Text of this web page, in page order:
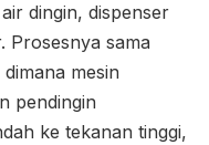
dingin, dispenser
Prosesnya sama
mesin
pendingin
ke tekanan tinggi,